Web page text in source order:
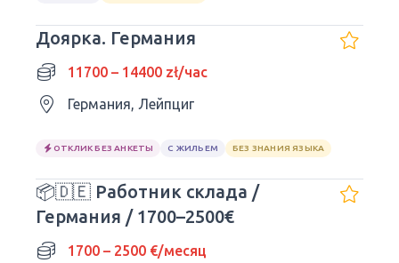
Доярка. Германия
11700 – 14400 zł/час
Германия, Лейпциг
ОТКЛИК БЕЗ АНКЕТЫ С ЖИЛЬЕМ БЕЗ ЗНАНИЯ ЯЗЫКА
📦🇩🇪 Работник склада /
Германия / 1700–2500€
1700 – 2500 €/месяц